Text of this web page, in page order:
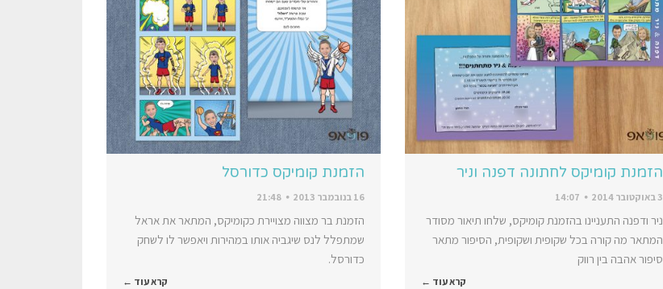
הזמנת קומיקס לחתונה דפנה וניר
3 באוקטובר 2014 14:07
ניר ודפנה התעניינו בהזמנת קומיקס, שלחו תיאור מסודר
המתאר מה קורה בכל שקופית ושקופית, הסיפור מתאר
סיפור אהבה בין רווק
קרא עוד ←
הזמנת קומיקס כדורסל
16 בנובמבר 2013 21:48
הזמנת בר מצווה מצויירת כקומיקס, המתאר את אראל
שמתפלל לנס שיגביה אותו במהירות ויאפשר לו לשחק
כדורסל.
קרא עוד ←